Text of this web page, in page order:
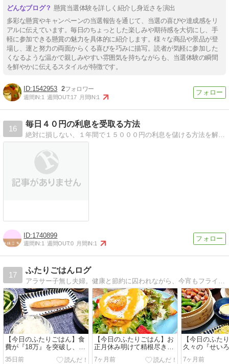
懸賞当選体験を詳しく紹介し身近さを演出
多彩な懸賞やキャンペーンの当選報告を通じて、当選の喜びや達成感をリ
アルに伝えています。毎日のちょっとした楽しみや期待感を大切にし、手
軽に参加できる懸賞の魅力を具体的に紹介します。様々な商品や景品が登
場し、運と努力の両面からくる喜びを巧みに描写。読者が気軽に参加した
くなるような温かで親しみやすい雰囲気を持ちながらも、当選体験の瞬間
を鮮やかに伝えるスタイルが特徴です。
1542953 2
週間IN:1 週間OUT:17 月間IN:1
16
毎日４０円の利息を受取る方法
絶対に損しない、１年間で１５０００円の利息を儲ける方法を解説しています。
1740899
週間IN:1 週間OUT:0 月間IN:1
17
ふたりごはんログ
アラサー子無し夫婦。健康と節約に囚われながら、今宵もフライパンを振るいます。手抜き率50％。
【今日のふたりごはん】食
費が『18万』を突破し、同
僚に希望と笑いを与える。
～ 相変わらず騒がしい日々
35日前
【今日のふたりごはん】お
正月休み明けて精根尽きた
結果・・・『ロンハーマン
カフェ』で相変わらずの爆
7ヶ月前
【今日のふた
久々の『せい
ーズフォンデ
ためにマラソ
7ヶ月前